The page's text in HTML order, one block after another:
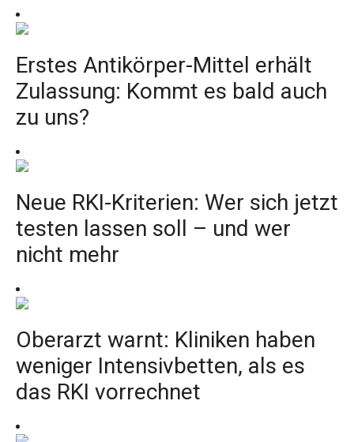
Erstes Antikörper-Mittel erhält
Zulassung: Kommt es bald auch
zu uns?
Neue RKI-Kriterien: Wer sich jetzt
testen lassen soll – und wer
nicht mehr
Oberarzt warnt: Kliniken haben
weniger Intensivbetten, als es
das RKI vorrechnet